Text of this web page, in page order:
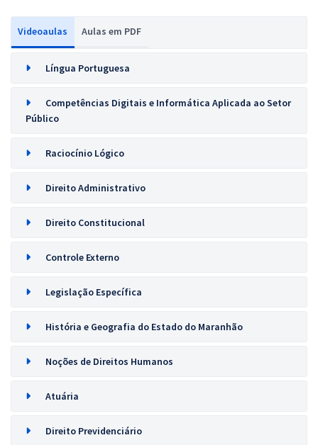
Videoaulas Aulas em PDF
Língua Portuguesa
Competências Digitais e Informática Aplicada ao Setor
Público
Raciocínio Lógico
Direito Administrativo
Direito Constitucional
Controle Externo
Legislação Específica
História e Geografia do Estado do Maranhão
Noções de Direitos Humanos
Atuária
Direito Previdenciário